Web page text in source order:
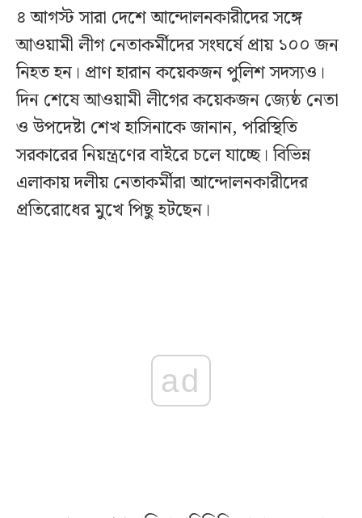
৪ আগস্ট সারা দেশে আন্দোলনকারীদের সঙ্গে
আওয়ামী লীগ নেতাকর্মীদের সংঘর্ষে প্রায় ১০০ জন
নিহত হন। প্রাণ হারান কয়েকজন পুলিশ সদস্যও।
দিন শেষে আওয়ামী লীগের কয়েকজন জ্যেষ্ঠ নেতা
ও উপদেষ্টা শেখ হাসিনাকে জানান, পরিস্থিতি
সরকারের নিয়ন্ত্রণের বাইরে চলে যাচ্ছে। বিভিন্ন
এলাকায় দলীয় নেতাকর্মীরা আন্দোলনকারীদের
প্রতিরোধের মুখে পিছু হটছেন।
ad